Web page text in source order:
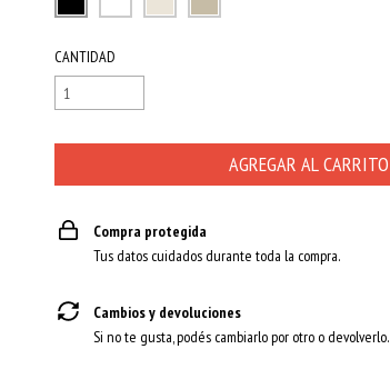
CANTIDAD
Compra protegida
Tus datos cuidados durante toda la compra.
Cambios y devoluciones
Si no te gusta, podés cambiarlo por otro o devolverlo.